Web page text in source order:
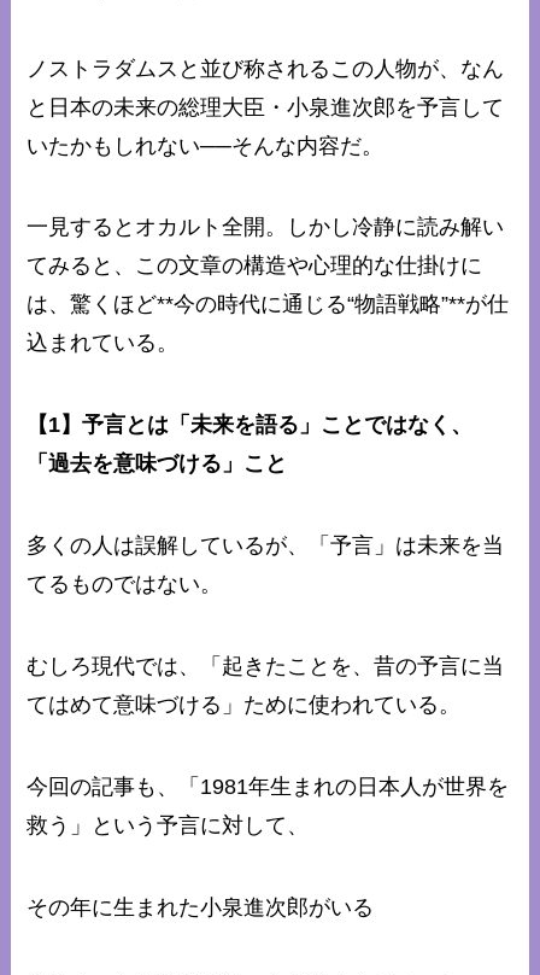
ノストラダムスと並び称されるこの人物が、なん
と日本の未来の総理大臣・小泉進次郎を予言して
いたかもしれない──そんな内容だ。
一見するとオカルト全開。しかし冷静に読み解い
てみると、この文章の構造や心理的な仕掛けに
は、驚くほど**今の時代に通じる“物語戦略”**が仕
込まれている。
【1】予言とは「未来を語る」ことではなく、
「過去を意味づける」こと
多くの人は誤解しているが、「予言」は未来を当
てるものではない。
むしろ現代では、「起きたことを、昔の予言に当
てはめて意味づける」ために使われている。
今回の記事も、「1981年生まれの日本人が世界を
救う」という予言に対して、
その年に生まれた小泉進次郎がいる